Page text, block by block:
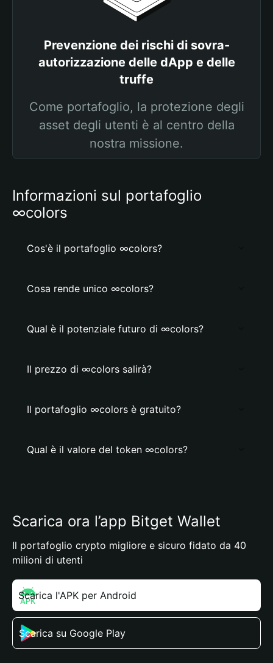
Prevenzione dei rischi di sovra-
autorizzazione delle dApp e delle
truffe
Come portafoglio, la protezione degli
asset degli utenti è al centro della
nostra missione.
Informazioni sul portafoglio
∞colors
Cos'è il portafoglio ∞colors?
Cosa rende unico ∞colors?
Qual è il potenziale futuro di ∞colors?
Il prezzo di ∞colors salirà?
Il portafoglio ∞colors è gratuito?
Qual è il valore del token ∞colors?
Scarica ora l’app Bitget Wallet
Il portafoglio crypto migliore e sicuro fidato da 40
milioni di utenti
Scarica l'APK per Android
Scarica su Google Play